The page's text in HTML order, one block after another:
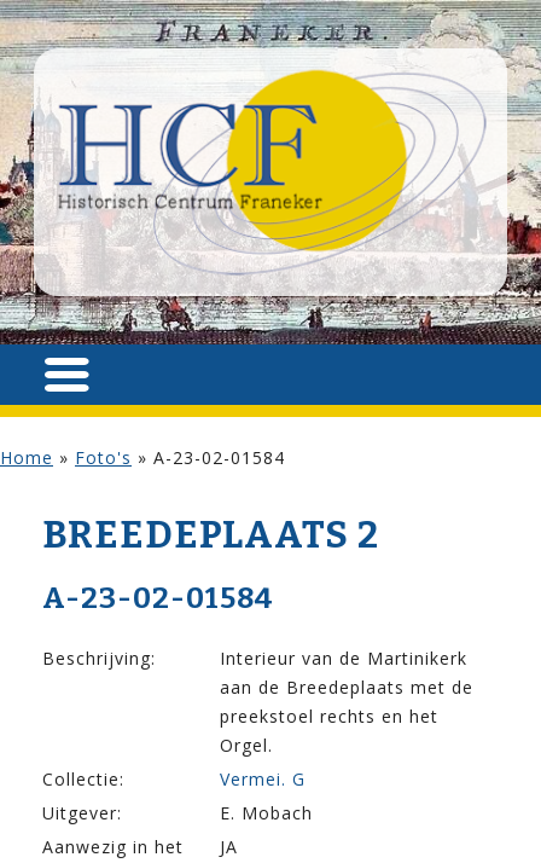
Home » Foto's » A-23-02-01584
BREEDEPLAATS 2
A-23-02-01584
Beschrijving:
Interieur van de Martinikerk
aan de Breedeplaats met de
preekstoel rechts en het
Orgel.
Collectie:
Vermei. G
Uitgever:
E. Mobach
Aanwezig in het
JA